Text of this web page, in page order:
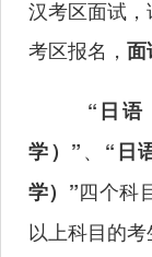
汉考区面试
考区报名， 面
“日语
学）”、 “日
学）”四个科
以上科目的考